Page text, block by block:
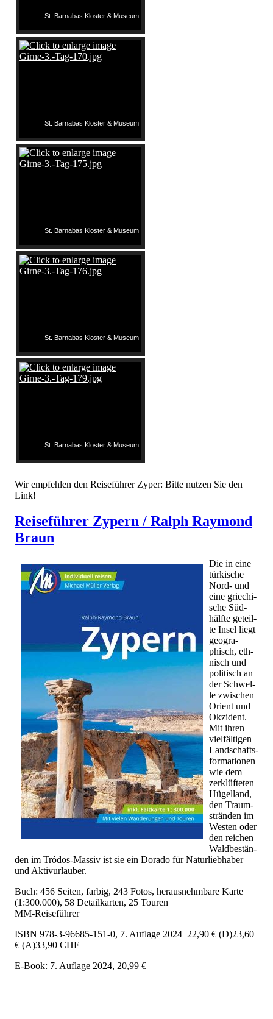
St. Barnabas Kloster & Museum
St. Barnabas Kloster & Museum
St. Barnabas Kloster & Museum
St. Barnabas Kloster & Museum
St. Barnabas Kloster & Museum
Wir empfehlen den Reiseführer Zyper: Bitte nutzen Sie den
Link!
Reiseführer Zypern / Ralph Raymond
Braun
Die in eine
tür­ki­sche
Nord- und
eine grie­chi­
sche Süd­
hälf­te ge­teil­
te Insel liegt
geo­gra­
phisch, eth­
nisch und
po­li­tisch an
der Schwel­
le zwi­schen
Ori­ent und
Ok­zi­dent.
Mit ihren
viel­fäl­ti­gen
Land­schafts­
for­ma­tio­nen
wie dem
zer­klüf­te­ten
Hü­gel­land,
den Traum­
strän­den im
Wes­ten oder
den rei­chen
Wald­be­stän­
den im Tródos-Mas­siv ist sie ein Do­ra­do für Na­tur­lieb­ha­ber
und Ak­tiv­ur­lau­ber.
Buch: 456 Seiten, farbig, 243 Fotos, herausnehmbare Karte
(1:300.000), 58 Detailkarten, 25 Touren
MM-Reiseführer
ISBN 978-3-96685-151-0, 7. Auflage 2024 22,90 € (D)23,60
€ (A)33,90 CHF
E-Book: 7. Auflage 2024, 20,99 €